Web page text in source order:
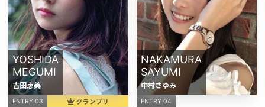
YOSHIDA
MEGUMI
吉田恵美
ENTRY 03 グランプリ
NAKAMURA
SAYUMI
中村さゆみ
ENTRY 04